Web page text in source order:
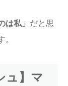
は私」 だと思
。
ュ】マ